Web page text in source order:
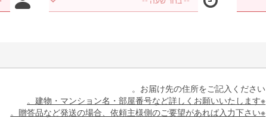
お届け先の住所をご記入ください。
※建物・マンション名・部屋番号など詳しくお願いいたします。
※贈答品など発送の場合、依頼主様側のご要望があれば入力下さい。